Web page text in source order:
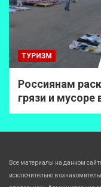
ТУРИЗМ
Россиянам
грязи и мусоре
Все материалы на данном
исключительно в